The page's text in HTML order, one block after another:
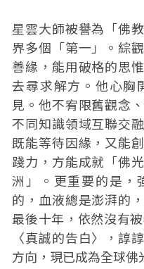
星雲大師被譽為「佛
界多個「第一」。綜
善緣，能用破格的思
去尋求解方。他心胸
見。他不宥限舊觀念
不同知識領域互聯交
既能等待因緣，又能
踐力，方能成就「佛
洲」。更重要的是，
的，血液總是澎湃的
最後十年，依然沒有
〈真誠的告白〉，諄
方向，現已成為全球佛